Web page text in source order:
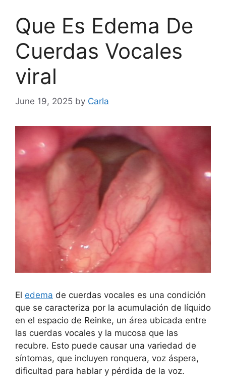
Que Es Edema De
Cuerdas Vocales
viral
June 19, 2025 by Carla
El edema de cuerdas vocales es una condición
que se caracteriza por la acumulación de líquido
en el espacio de Reinke, un área ubicada entre
las cuerdas vocales y la mucosa que las
recubre. Esto puede causar una variedad de
síntomas, que incluyen ronquera, voz áspera,
dificultad para hablar y pérdida de la voz.